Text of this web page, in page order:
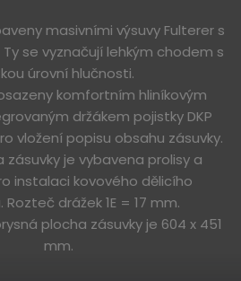
masivními výsuvy Fulterer s
se vyznačují lehkým chodem s
úrovní hlučnosti.
komfortním hliníkovým
držákem pojistky DKP
vložení popisu obsahu zásuvky.
zásuvky je vybavena prolisy a
instalaci kovového dělicího
drážek 1E = 17 mm.
plocha zásuvky je 604 x 451
mm.